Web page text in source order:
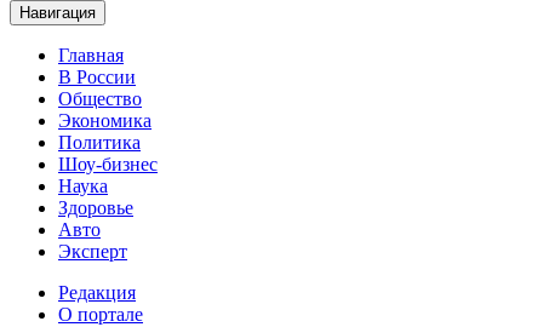
Навигация
Главная
В России
Общество
Экономика
Политика
Шоу-бизнес
Наука
Здоровье
Авто
Эксперт
Редакция
О портале